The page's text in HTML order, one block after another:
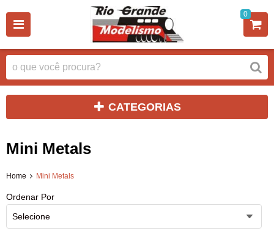
0
CATEGORIAS
Mini Metals
Home Mini Metals
Ordenar Por
Selecione